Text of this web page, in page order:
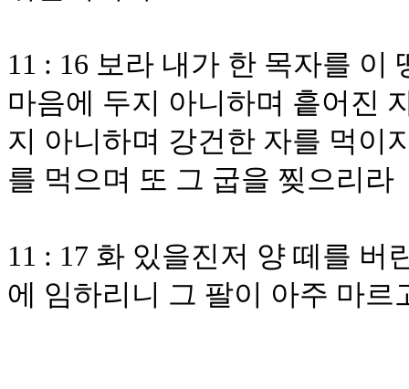
11 : 16 보라 내가 한 목자를 이
마음에 두지 아니하며 흩어진
지 아니하며 강건한 자를 먹이
를 먹으며 또 그 굽을 찢으리라
11 : 17 화 있을진저 양 떼를 버
에 임하리니 그 팔이 아주 마